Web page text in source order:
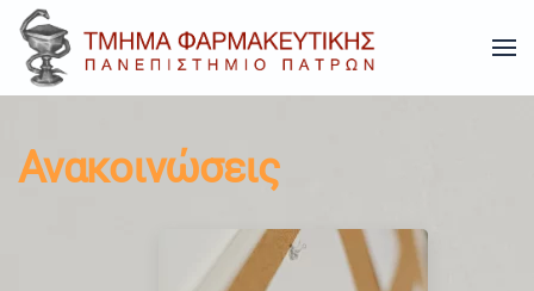
Skip to main content
Ανακοινώσεις